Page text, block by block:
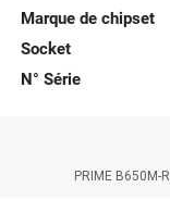
Marque de chipset
Socket
N° Série
PRIME B650M-R